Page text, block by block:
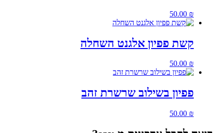
50.00 ₪
קשת פפיון אלגנט השחלה
50.00 ₪
פפיון בשילוב שרשרת זהב
50.00 ₪